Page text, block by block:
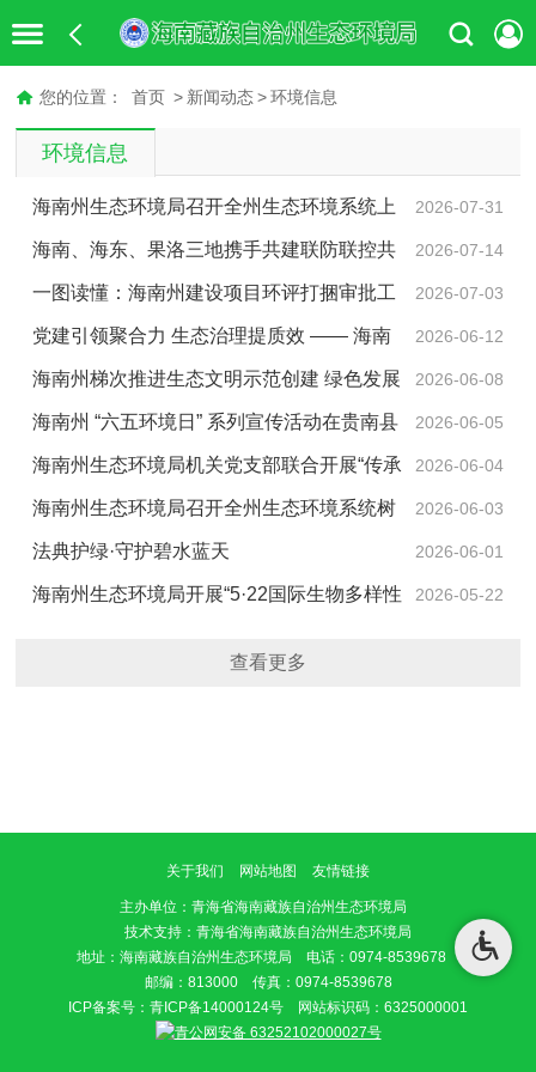
您的位置： 首页 > 新闻动态 > 环境信息
环境信息
2026-07-31
海南州生态环境局召开全州生态环境系统上
半年党风廉政建设工作暨政治生态分析研判会 2026-07-14
海南、海东、果洛三地携手共建联防联控共
同守护黄河安澜 2026-07-03
一图读懂：海南州建设项目环评打捆审批工
作方案 2026-06-12
党建引领聚合力 生态治理提质效 —— 海南
州以“十化”党建推动生态保护与人居环境整治走深走实
2026-06-08
海南州梯次推进生态文明示范创建 绿色发展
成效凸显 2026-06-05
海南州 “六五环境日” 系列宣传活动在贵南县
举办 2026-06-04
海南州生态环境局机关党支部联合开展“传承
治沙精神，守护绿水青山”主题党日活动 2026-06-03
海南州生态环境局召开全州生态环境系统树
立和践行正确政绩观学习教育暨警示教育大会 2026-06-01
法典护绿·守护碧水蓝天
2026-05-22
海南州生态环境局开展“5·22国际生物多样性
查看更多
关于我们 网站地图 友情链接
主办单位 ：青海省海南藏族自治州生态环境局
技术支持：青海省海南藏族自治州生态环境局
地址：海南藏族自治州生态环境局 电话：0974-8539678
邮编：813000 传真：0974-8539678
ICP备案号： 青ICP备14000124号 网站标识码：6325000001
青公网安备 63252102000027号